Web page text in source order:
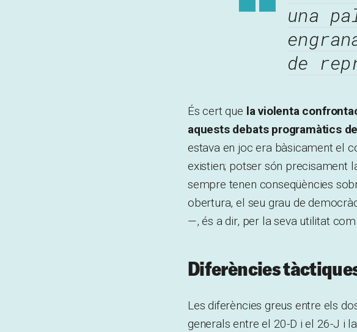
una
de
És cert que la violenta
aquests debats programàtics
estava en joc era bàsicament el
existien; potser són precisament
sempre tenen conseqüències
obertura, el seu grau de
—, és a dir, per la seva utilitat
Diferències
Les diferències greus entre els
generals entre el 20-D i el 26-J i